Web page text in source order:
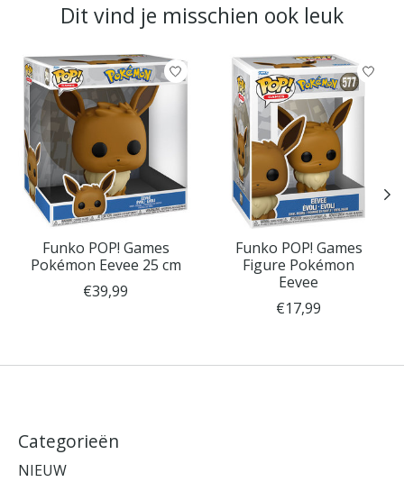
Dit vind je misschien ook leuk
Items van productcarrousel
Funko POP! Games
Pokémon Eevee 25 cm
€39,99
Funko POP! Games
Figure Pokémon
Eevee
€17,99
Categorieën
NIEUW